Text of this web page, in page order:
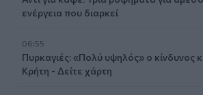
ενέργεια που διαρκεί
06:55
Πυρκαγιές: «Πολύ υψηλός» ο κίνδυνος
Κρήτη - Δείτε χάρτη